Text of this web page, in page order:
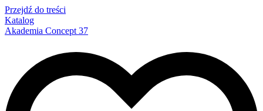
Przejdź do treści
Katalog
Akademia Concept 37